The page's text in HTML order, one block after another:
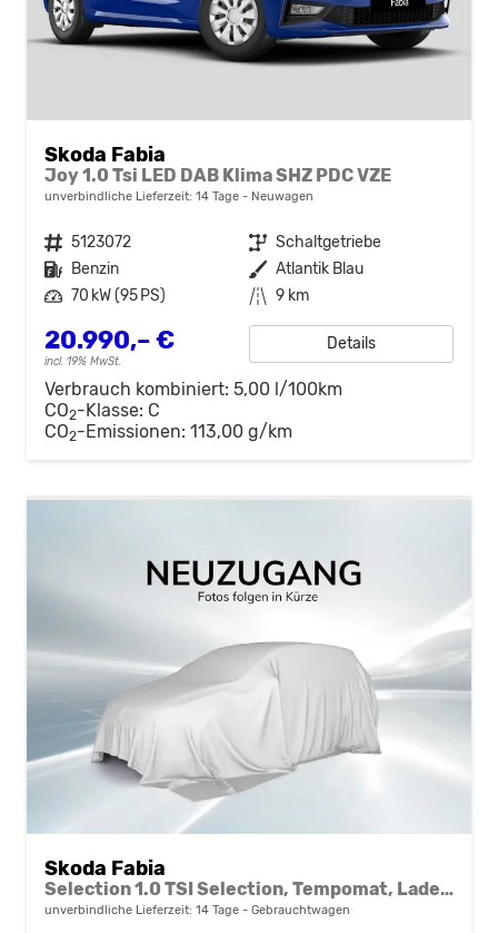
Skoda Fabia
Joy 1.0 Tsi LED DAB Klima SHZ PDC VZE
unverbindliche Lieferzeit: 14 Tage Neuwagen
Fahrzeugnr. 5123072 Getriebe Schaltgetriebe
Kraftstoff Benzin Außenfarbe Atlantik Blau
Leistung 70 kW (95 PS) Kilometerstand 9 km
20.990,– €
incl. 19% MwSt.
Details
Verbrauch kombiniert: 5,00 l/100km
CO2-Klasse: C
CO2-Emissionen: 113,00 g/km
Skoda Fabia
Selection 1.0 TSI Selection, Tempomat, Ladeboden, Park, Winterpaket, SmartLink, 4-J Garantie
unverbindliche Lieferzeit: 14 Tage Gebrauchtwagen